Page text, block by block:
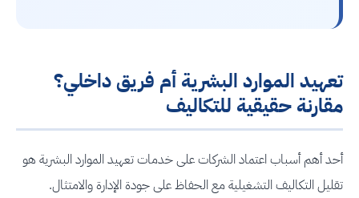
تعهيد الموارد البشرية أم فريق داخلي؟
مقارنة حقيقية للتكاليف
أحد أهم أسباب اعتماد الشركات على خدمات تعهيد الموارد البشرية هو
تقليل التكاليف التشغيلية مع الحفاظ على جودة الإدارة والامتثال.